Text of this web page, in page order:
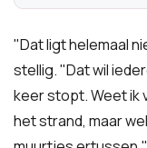
"Dat ligt helemaal
stellig. "Dat wil
keer stopt. Weet ik
het strand, maar